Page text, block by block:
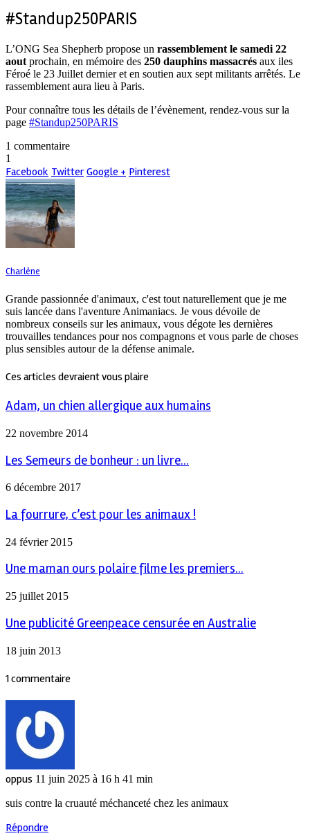
#Standup250PARIS
L’ONG Sea Shepherb propose un rassemblement le samedi 22
aout prochain, en mémoire des 250 dauphins massacrés aux iles
Féroé le 23 Juillet dernier et en soutien aux sept militants arrêtés. Le
rassemblement aura lieu à Paris.
Pour connaître tous les détails de l’évènement, rendez-vous sur la
page #Standup250PARIS
1 commentaire
1
Facebook Twitter Google + Pinterest
Charlène
Grande passionnée d'animaux, c'est tout naturellement que je me
suis lancée dans l'aventure Animaniacs. Je vous dévoile de
nombreux conseils sur les animaux, vous dégote les dernières
trouvailles tendances pour nos compagnons et vous parle de choses
plus sensibles autour de la défense animale.
Ces articles devraient vous plaire
Adam, un chien allergique aux humains
22 novembre 2014
Les Semeurs de bonheur : un livre...
6 décembre 2017
La fourrure, c’est pour les animaux !
24 février 2015
Une maman ours polaire filme les premiers...
25 juillet 2015
Une publicité Greenpeace censurée en Australie
18 juin 2013
1 commentaire
oppus 11 juin 2025 à 16 h 41 min
suis contre la cruauté méchanceté chez les animaux
Répondre